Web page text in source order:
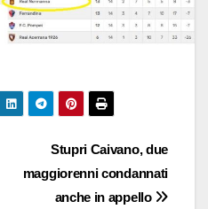
Stupri Caivano, due
maggiorenni condannati
anche in appello